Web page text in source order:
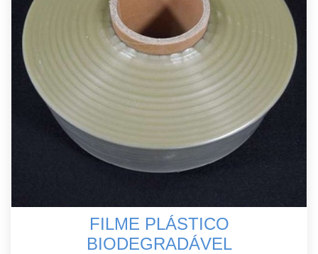
FILME PLÁSTICO
BIODEGRADÁVEL